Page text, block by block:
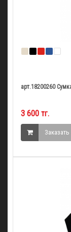
арт.18200260
3 600 тг.
Заказать